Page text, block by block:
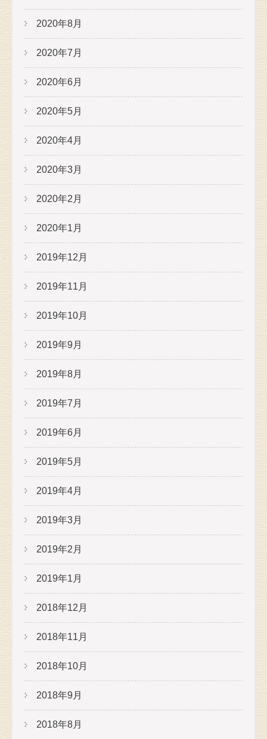
2020年8月
2020年7月
2020年6月
2020年5月
2020年4月
2020年3月
2020年2月
2020年1月
2019年12月
2019年11月
2019年10月
2019年9月
2019年8月
2019年7月
2019年6月
2019年5月
2019年4月
2019年3月
2019年2月
2019年1月
2018年12月
2018年11月
2018年10月
2018年9月
2018年8月